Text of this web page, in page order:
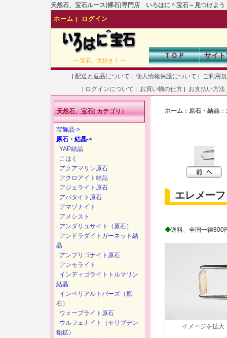
天然石、宝石ルース(裸石)専門店 いろはに＾宝石～見つけよ
ホーム | ログイン
― 宝石、大好き！ ―
ＴＯＰ サイ
| 配送と返品について | 個人情報保護について | ご利用
| ログインについて | お買い物の仕方 | お支払い方法
ホーム :: 原石・結晶 ::
エレメー
◆送料、全国一律800
イメージを拡大
天然石、宝石( カテゴリ）
宝飾品->
原石・結晶->
YAP結晶
こはく
アクアマリン原石
アクロアイト結晶
アジェライト原石
アパタイト原石
アマゾナイト
アメシスト
アンダリュサイト（原石）
アンドラダイトガーネット結
晶
アンブリゴナイト原石
アンモライト
インディゴライトトルマリン
結晶
インペリアルトパーズ（原
石）
ウェーブライト原石
ウルフェナイト（モリブデン
鉛鉱）